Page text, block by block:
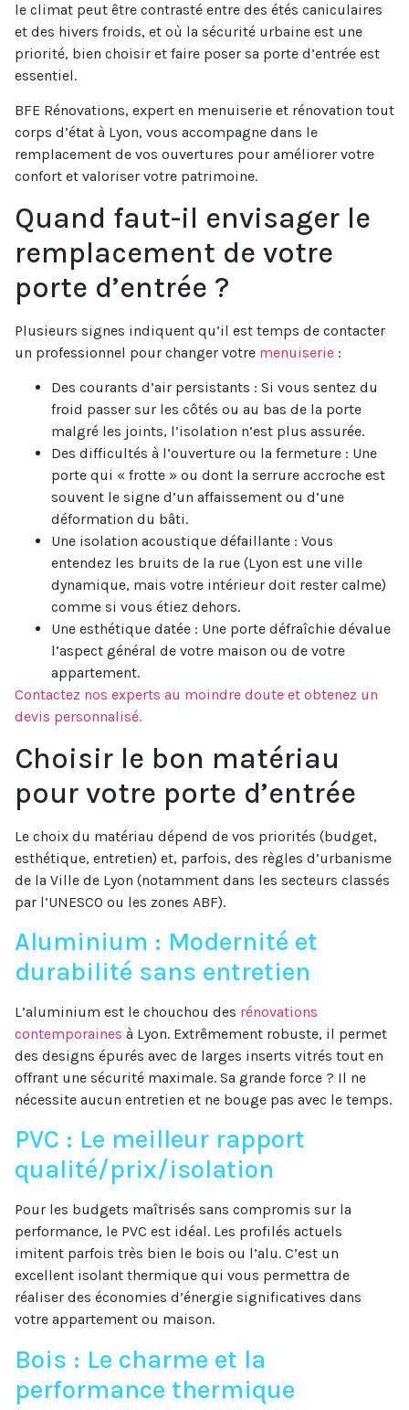
le climat peut être contrasté entre des étés caniculaires
et des hivers froids, et où la sécurité urbaine est une
priorité, bien choisir et faire poser sa porte d’entrée est
essentiel.
BFE Rénovations, expert en menuiserie et rénovation tout
corps d’état à Lyon, vous accompagne dans le
remplacement de vos ouvertures pour améliorer votre
confort et valoriser votre patrimoine.
Quand faut-il envisager le
remplacement de votre
porte d’entrée ?
Plusieurs signes indiquent qu’il est temps de contacter
un professionnel pour changer votre menuiserie :
Des courants d’air persistants : Si vous sentez du
froid passer sur les côtés ou au bas de la porte
malgré les joints, l’isolation n’est plus assurée.
Des difficultés à l’ouverture ou la fermeture : Une
porte qui « frotte » ou dont la serrure accroche est
souvent le signe d’un affaissement ou d’une
déformation du bâti.
Une isolation acoustique défaillante : Vous
entendez les bruits de la rue (Lyon est une ville
dynamique, mais votre intérieur doit rester calme)
comme si vous étiez dehors.
Une esthétique datée : Une porte défraîchie dévalue
l’aspect général de votre maison ou de votre
appartement.
Contactez nos experts au moindre doute et obtenez un
devis personnalisé.
Choisir le bon matériau
pour votre porte d’entrée
Le choix du matériau dépend de vos priorités (budget,
esthétique, entretien) et, parfois, des règles d’urbanisme
de la Ville de Lyon (notamment dans les secteurs classés
par l’UNESCO ou les zones ABF).
Aluminium : Modernité et
durabilité sans entretien
L’aluminium est le chouchou des rénovations
contemporaines à Lyon. Extrêmement robuste, il permet
des designs épurés avec de larges inserts vitrés tout en
offrant une sécurité maximale. Sa grande force ? Il ne
nécessite aucun entretien et ne bouge pas avec le temps.
PVC : Le meilleur rapport
qualité/prix/isolation
Pour les budgets maîtrisés sans compromis sur la
performance, le PVC est idéal. Les profilés actuels
imitent parfois très bien le bois ou l’alu. C’est un
excellent isolant thermique qui vous permettra de
réaliser des économies d’énergie significatives dans
votre appartement ou maison.
Bois : Le charme et la
performance thermique